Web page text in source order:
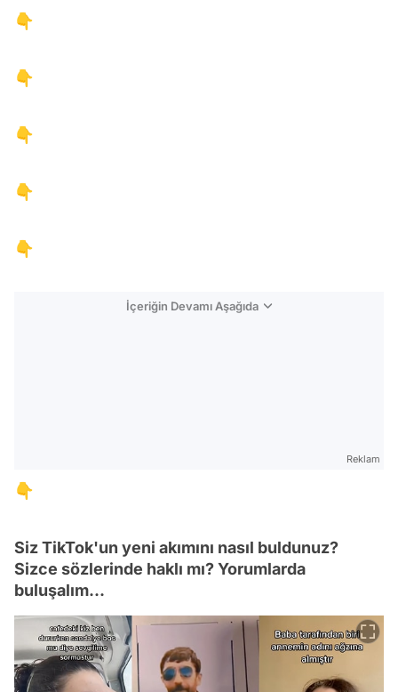
👇
👇
👇
👇
👇
İçeriğin Devamı Aşağıda
Reklam
👇
Siz TikTok'un yeni akımını nasıl buldunuz?
Sizce sözlerinde haklı mı? Yorumlarda
buluşalım...